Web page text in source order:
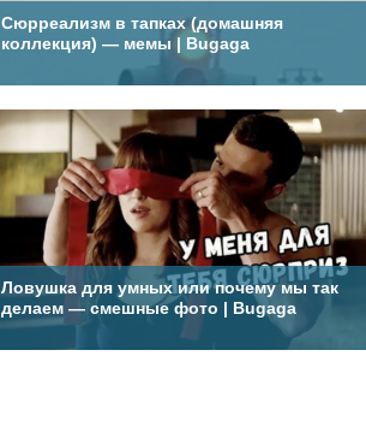
Сюрреализм в тапках (домашняя
коллекция) — мемы | Bugaga
Ловушка для умных или почему мы так
делаем — смешные фото | Bugaga